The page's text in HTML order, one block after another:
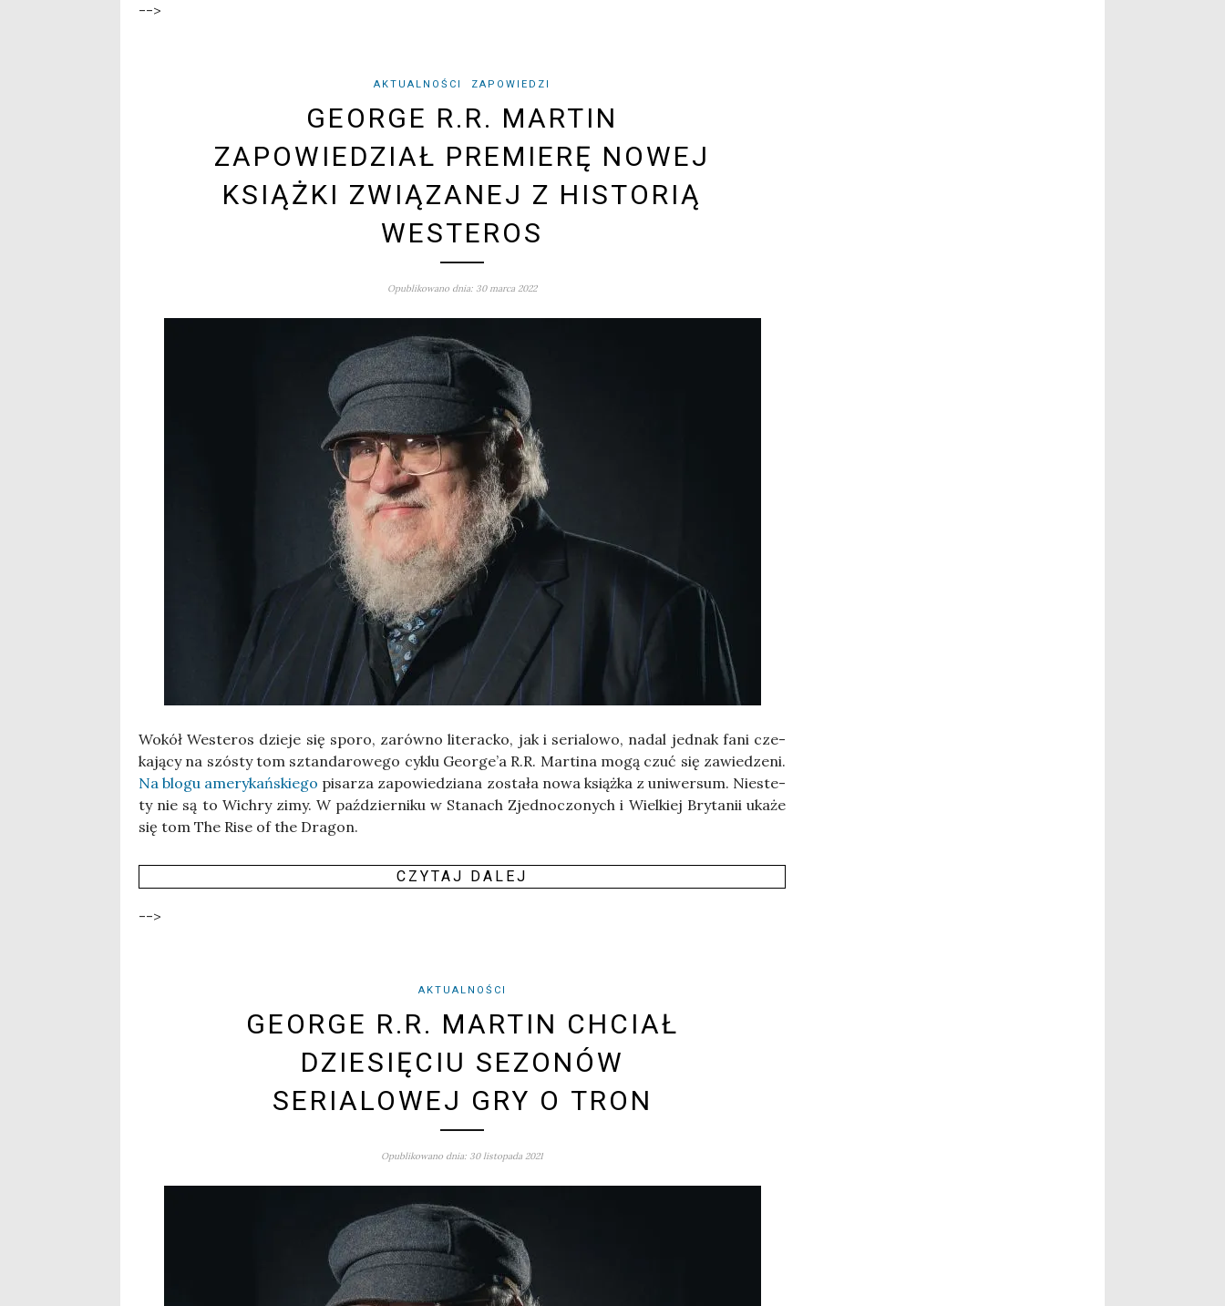
-->
AKTUALNOŚCI ZAPOWIEDZI
GEORGE R.R. MARTIN
ZAPOWIEDZIAŁ PREMIERĘ NOWEJ
KSIĄŻKI ZWIĄZANEJ Z HISTORIĄ
WESTEROS
Opublikowano dnia: 30 marca 2022
Wokół Weste­ros dzie­je się spo­ro, zarów­no lite­rac­ko, jak i seria­lo­wo, nadal jed­nak fani cze­
ka­ją­cy na szó­sty tom sztan­da­ro­we­go cyklu Geo­r­ge­’a R.R. Mar­ti­na mogą czuć się zawie­dze­ni.
Na blo­gu ame­ry­kań­skie­go pisa­rza zapo­wie­dzia­na zosta­ła nowa książ­ka z uni­wer­sum. Nie­ste­
ty nie są to Wichry zimy. W paź­dzier­ni­ku w Sta­nach Zjed­no­czo­nych i Wiel­kiej Bry­ta­nii uka­że
się tom The Rise of the Dra­gon.
CZY­TAJ DALEJ
-->
AKTUALNOŚCI
GEORGE R.R. MARTIN CHCIAŁ
DZIESIĘCIU SEZONÓW
SERIALOWEJ GRY O TRON
Opublikowano dnia: 30 listopada 2021